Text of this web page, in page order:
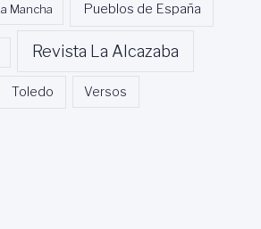
Mancha Pueblos de España
Revista La Alcazaba
Toledo Versos